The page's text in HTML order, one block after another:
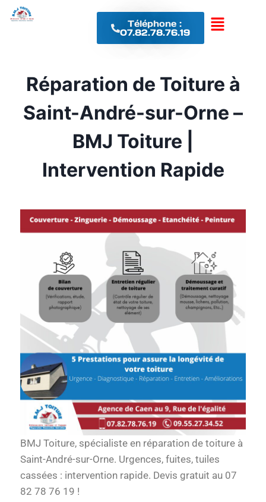
Téléphone :
07.82.78.76.19
Réparation de Toiture à
Saint-André-sur-Orne –
BMJ Toiture |
Intervention Rapide
BMJ Toiture, spécialiste en réparation de toiture à
Saint-André-sur-Orne. Urgences, fuites, tuiles
cassées : intervention rapide. Devis gratuit au 07
82 78 76 19 !